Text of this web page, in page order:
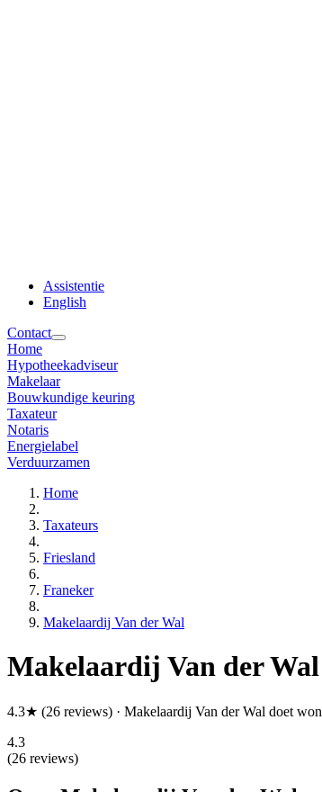
Assistentie
English
Contact
Home
Hypotheekadviseur
Makelaar
Bouwkundige keuring
Taxateur
Notaris
Energielabel
Verduurzamen
Home
Taxateurs
Friesland
Franeker
Makelaardij Van der Wal
Makelaardij Van der Wal
4.3★ (26 reviews) · Makelaardij Van der Wal doet
4.3
(26 reviews)